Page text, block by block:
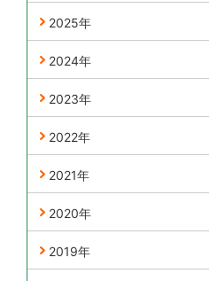
2025年
2024年
2023年
2022年
2021年
2020年
2019年